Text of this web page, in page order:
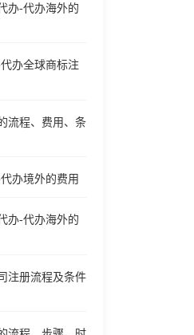
办-代办海外的
办全球商标注
流程、费用、条
办境外的费用
办-代办海外的
注册流程及条件